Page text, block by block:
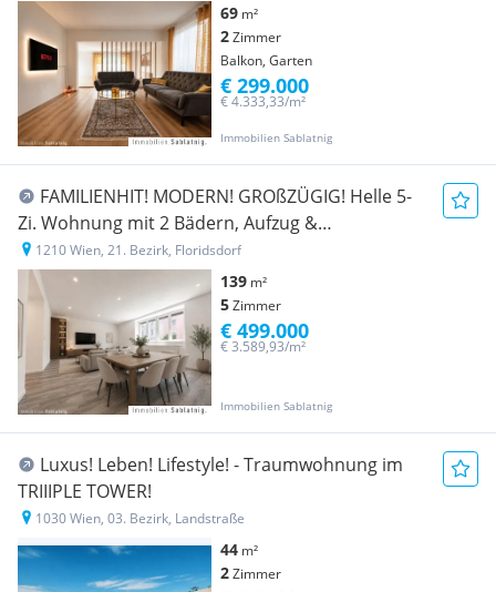
69 m²
2Zimmer
Balkon, Garten
Immobilien Sablatnig
€ 4.333,33/m²
€ 299.000
FAMILIENHIT! MODERN! GROßZÜGIG! Helle 5-
Zi. Wohnung mit 2 Bädern, Aufzug &
Einbauküche in 1210 Wien!
1210 Wien, 21. Bezirk, Floridsdorf
139 m²
5Zimmer
Immobilien Sablatnig
€ 3.589,93/m²
€ 499.000
Luxus! Leben! Lifestyle! - Traumwohnung im
TRIIIPLE TOWER!
1030 Wien, 03. Bezirk, Landstraße
44 m²
2Zimmer